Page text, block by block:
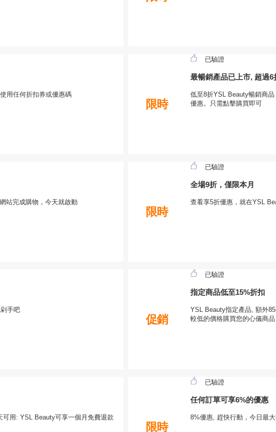
用任何折扣券或優惠碼
限時
已驗證
最暢銷產品已上市, 超過6
低至8折YSL Beauty暢銷商
優惠。只需點擊購買即可
站完成購物，今天就啟動
限時
已驗證
全場9折，僅限本月
查看享5折優惠，就在YSL
手吧
促銷
已驗證
指定商品低至15%折扣
YSL Beauty指定產品, 額外
較低的價格購買您的心儀商
用: YSL Beauty可享一個月免費退款
限時
已驗證
任何訂單可享6%的優惠
8%優惠, 趕快行動，今日最